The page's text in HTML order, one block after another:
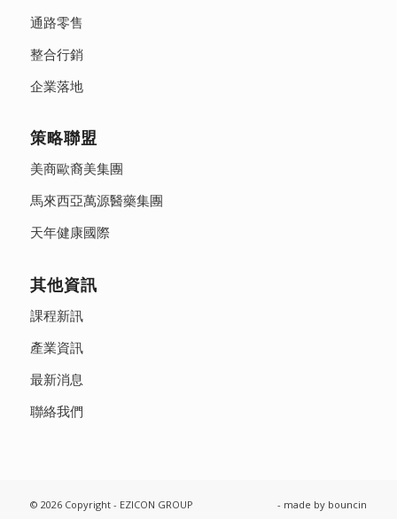
通路零售
整合行銷
企業落地
策略聯盟
美商歐裔美集團
馬來西亞萬源醫藥集團
天年健康國際
其他資訊
課程新訊
產業資訊
最新消息
聯絡我們
© 2026 Copyright - EZICON GROUP - made by bouncin